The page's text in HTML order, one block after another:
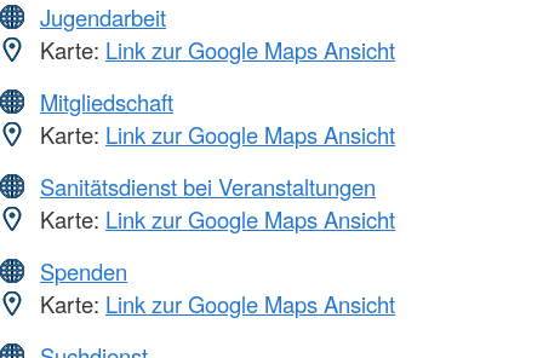
Jugendarbeit
Karte: Link zur Google Maps Ansicht
Mitgliedschaft
Karte: Link zur Google Maps Ansicht
Sanitätsdienst bei Veranstaltungen
Karte: Link zur Google Maps Ansicht
Spenden
Karte: Link zur Google Maps Ansicht